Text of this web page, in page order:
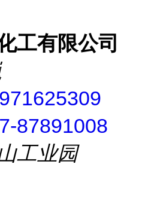
工有限公司
87891008
工业园